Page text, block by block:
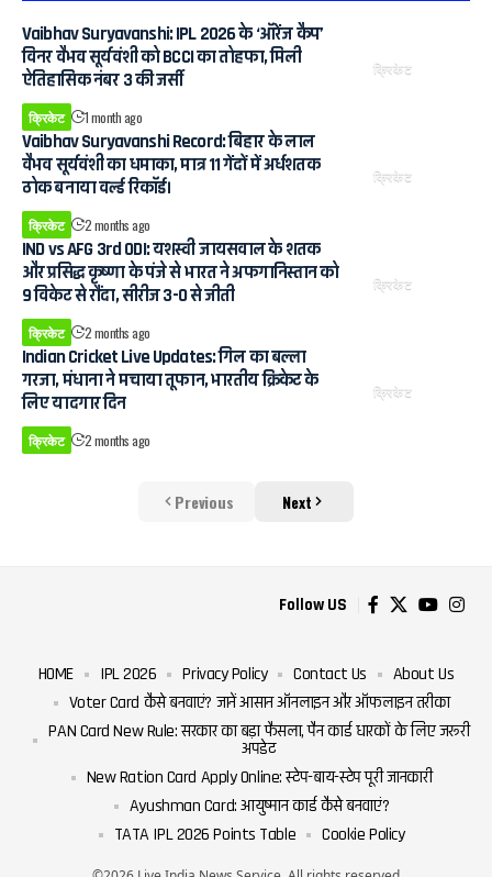
क्रिकेट
Vaibhav Suryavanshi: IPL 2026 के ‘ऑरेंज कैप’
विनर वैभव सूर्यवंशी को BCCI का तोहफा, मिली
ऐतिहासिक नंबर 3 की जर्सी
क्रिकेट 1 month ago
क्रिकेट
Vaibhav Suryavanshi Record: बिहार के लाल
वैभव सूर्यवंशी का धमाका, मात्र 11 गेंदों में अर्धशतक
ठोक बनाया वर्ल्ड रिकॉर्ड।
क्रिकेट 2 months ago
क्रिकेट
IND vs AFG 3rd ODI: यशस्वी जायसवाल के शतक
और प्रसिद्ध कृष्णा के पंजे से भारत ने अफगानिस्तान को
9 विकेट से रौंदा, सीरीज 3-0 से जीती
क्रिकेट 2 months ago
क्रिकेट
Indian Cricket Live Updates: गिल का बल्ला
गरजा, मंधाना ने मचाया तूफान, भारतीय क्रिकेट के
लिए यादगार दिन
क्रिकेट 2 months ago
Previous Next
Follow US
HOME IPL 2026 Privacy Policy Contact Us
About Us
Voter Card कैसे बनवाएं? जानें आसान ऑनलाइन और ऑफलाइन तरीका
PAN Card New Rule: सरकार का बड़ा फैसला, पैन कार्ड धारकों के लिए जरूरी
अपडेट
New Ration Card Apply Online: स्टेप-बाय-स्टेप पूरी जानकारी
Ayushman Card: आयुष्मान कार्ड कैसे बनवाएं?
TATA IPL 2026 Points Table
Cookie Policy